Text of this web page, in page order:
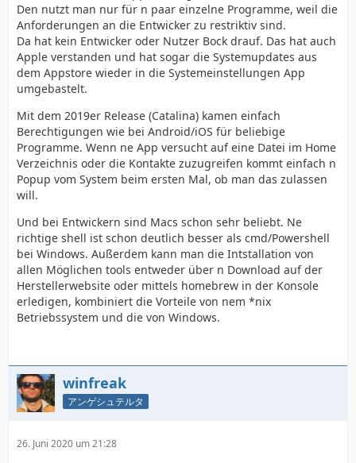
Den nutzt man nur für n paar einzelne Programme, weil die
Anforderungen an die Entwicker zu restriktiv sind.
Da hat kein Entwicker oder Nutzer Bock drauf. Das hat auch
Apple verstanden und hat sogar die Systemupdates aus
dem Appstore wieder in die Systemeinstellungen App
umgebastelt.
Mit dem 2019er Release (Catalina) kamen einfach
Berechtigungen wie bei Android/iOS für beliebige
Programme. Wenn ne App versucht auf eine Datei im Home
Verzeichnis oder die Kontakte zuzugreifen kommt einfach n
Popup vom System beim ersten Mal, ob man das zulassen
will.
Und bei Entwickern sind Macs schon sehr beliebt. Ne
richtige shell ist schon deutlich besser als cmd/Powershell
bei Windows. Außerdem kann man die Intstallation von
allen Möglichen tools entweder über n Download auf der
Herstellerwebsite oder mittels homebrew in der Konsole
erledigen, kombiniert die Vorteile von nem *nix
Betriebssystem und die von Windows.
winfreak
アンゲシュテルタ
26. Juni 2020 um 21:28